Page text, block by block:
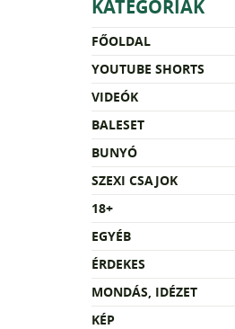
KATEGÓRIÁK
FŐOLDAL
YOUTUBE SHORTS
VIDEÓK
BALESET
BUNYÓ
SZEXI CSAJOK
18+
EGYÉB
ÉRDEKES
MONDÁS, IDÉZET
KÉP